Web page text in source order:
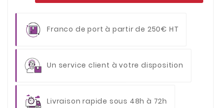
Franco de port à partir de 250€ HT
Un service client à votre disposition
Livraison rapide sous 48h à 72h